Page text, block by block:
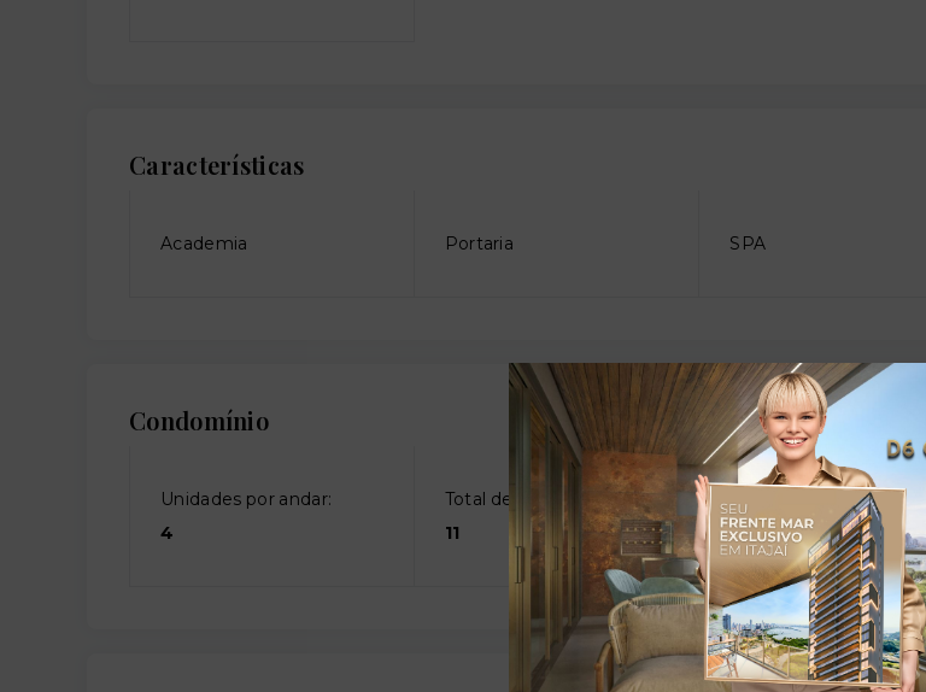
Características
Academia Portaria SPA
Condomínio
Unidades por andar:
4
Total de andares:
11